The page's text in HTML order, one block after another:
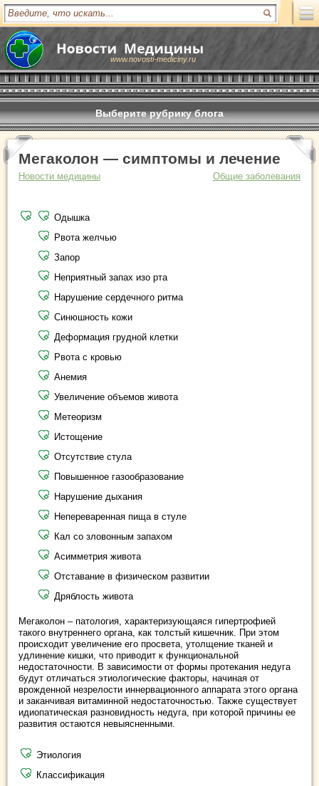
www.novosti-mediciny.ru
Выберите рубрику блога
Мегаколон — симптомы и лечение
Новости медицины Общие заболевания
Одышка
Рвота желчью
Запор
Неприятный запах изо рта
Нарушение сердечного ритма
Синюшность кожи
Деформация грудной клетки
Рвота с кровью
Анемия
Увеличение объемов живота
Метеоризм
Истощение
Отсутствие стула
Повышенное газообразование
Нарушение дыхания
Непереваренная пища в стуле
Кал со зловонным запахом
Асимметрия живота
Отставание в физическом развитии
Дряблость живота
Мегаколон – патология, характеризующаяся гипертрофией
такого внутреннего органа, как толстый кишечник. При этом
происходит увеличение его просвета, утолщение тканей и
удлинение кишки, что приводит к функциональной
недостаточности. В зависимости от формы протекания недуга
будут отличаться этиологические факторы, начиная от
врожденной незрелости иннервационного аппарата этого органа
и заканчивая витаминной недостаточностью. Также существует
идиопатическая разновидность недуга, при которой причины ее
развития остаются невыясненными.
Этиология
Классификация